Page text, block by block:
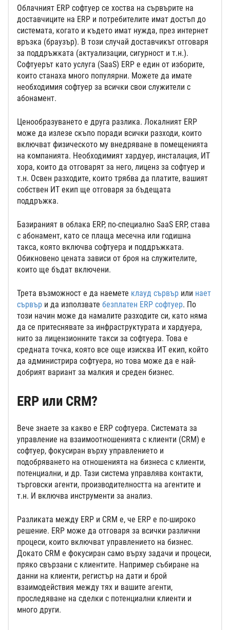
Облачният ERP софтуер се хоства на сървърите на
доставчиците на ERP и потребителите имат достъп до
системата, когато и където имат нужда, през интернет
връзка (браузър). В този случай доставчикът отговаря
за поддръжката (актуализации, сигурност и т.н.).
Софтуерът като услуга (SaaS) ERP е един от изборите,
които станаха много популярни. Можете да имате
необходимия софтуер за всички свои служители с
абонамент.
Ценообразуването е друга разлика. Локалният ERP
може да излезе скъпо поради всички разходи, които
включват физическото му внедряване в помещенията
на компанията. Необходимият хардуер, инсталация, ИТ
хора, които да отговарят за него, лиценз за софтуер и
т.н. Освен разходите, които трябва да платите, вашият
собствен ИТ екип ще отговаря за бъдещата
поддръжка.
Базираният в облака ERP, по-специално SaaS ERP, става
с абонамент, като се плаща месечна или годишна
такса, която включва софтуера и поддръжката.
Обикновено цената зависи от броя на служителите,
които ще бъдат включени.
Трета възможност е да наемете клауд сървър или нает
сървър и да използвате безплатен ERP софтуер. По
този начин може да намалите разходите си, като няма
да се притеснявате за инфраструктурата и хардуера,
нито за лицензионните такси за софтуера. Това е
средната точка, която все още изисква ИТ екип, който
да администрира софтуера, но това може да е най-
добрият вариант за малкия и среден бизнес.
ERP или CRM?
Вече знаете за какво е ERP софтуера. Системата за
управление на взаимоотношенията с клиенти (CRM) е
софтуер, фокусиран върху управлението и
подобряването на отношенията на бизнеса с клиенти,
потенциални, и др. Тази система управлява контакти,
търговски агенти, производителността на агентите и
т.н. И включва инструменти за анализ.
Разликата между ERP и CRM е, че ERP е по-широко
решение. ERP може да отговаря за всички различни
процеси, които включват управлението на бизнес.
Докато CRM е фокусиран само върху задачи и процеси,
пряко свързани с клиентите. Например събиране на
данни на клиенти, регистър на дати и брой
взаимодействия между тях и вашите агенти,
проследяване на сделки с потенциални клиенти и
много други.